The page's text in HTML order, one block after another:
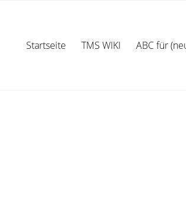
Startseite TMS WIKI ABC für